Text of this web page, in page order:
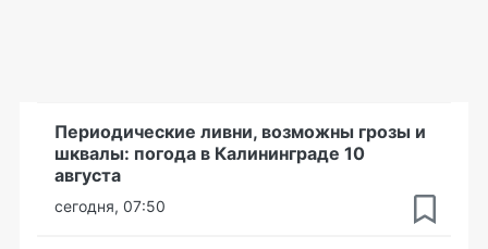
Периодические ливни, возможны грозы и
шквалы: погода в Калининграде 10
августа
сегодня, 07:50